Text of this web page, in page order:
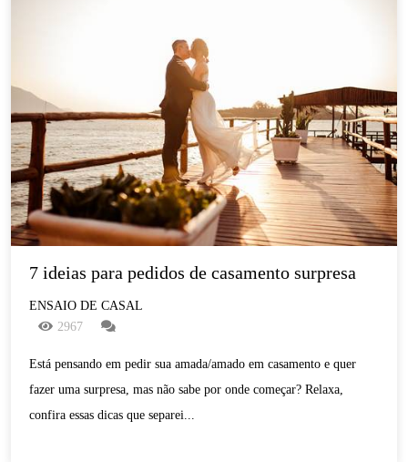
7 ideias para pedidos de casamento surpresa
ENSAIO DE CASAL
2967
Está pensando em pedir sua amada/amado em casamento e quer
fazer uma surpresa, mas não sabe por onde começar? Relaxa,
confira essas dicas que separei...